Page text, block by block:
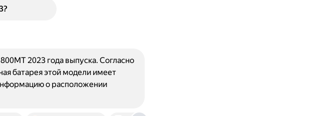
2023 года выпуска. Согласно
батарея этой модели имеет
о расположении